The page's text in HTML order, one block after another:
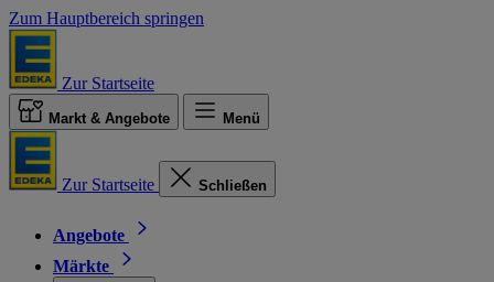
Zum Hauptbereich springen
Zur Startseite
Markt & Angebote Menü
Zur Startseite Schließen
Angebote
Märkte